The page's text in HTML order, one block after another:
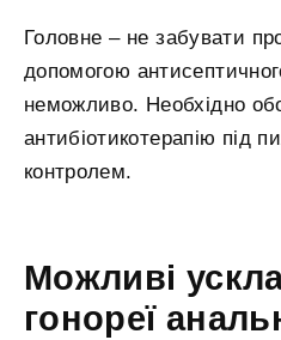
Головне – не забувати
допомогою
неможливо. Необхідно
антибіотикотерапію під
контролем.
Можливі
гонореї